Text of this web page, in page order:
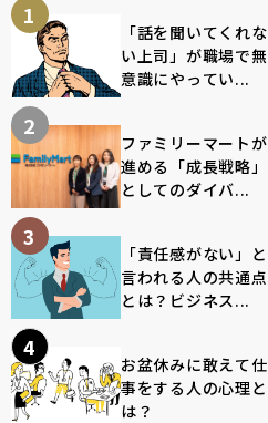
1
「話を聞いてくれな
い上司」が職場で無
意識にやってい...
2
ファミリーマートが
進める「成長戦略」
としてのダイバ...
3
「責任感がない」と
言われる人の共通点
とは？ビジネス...
4
お盆休みに敢えて仕
事をする人の心理と
は？